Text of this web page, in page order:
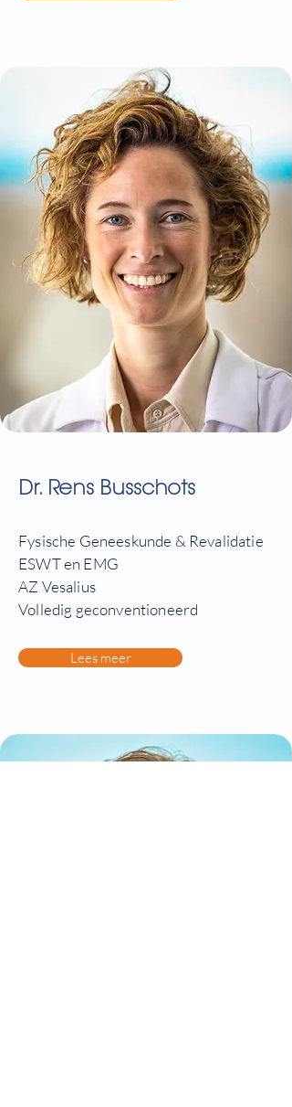
Dr. Rens Busschots
Fysische Geneeskunde & Revalidatie
ESWT en EMG
AZ Vesalius
Volledig geconventioneerd
Lees meer